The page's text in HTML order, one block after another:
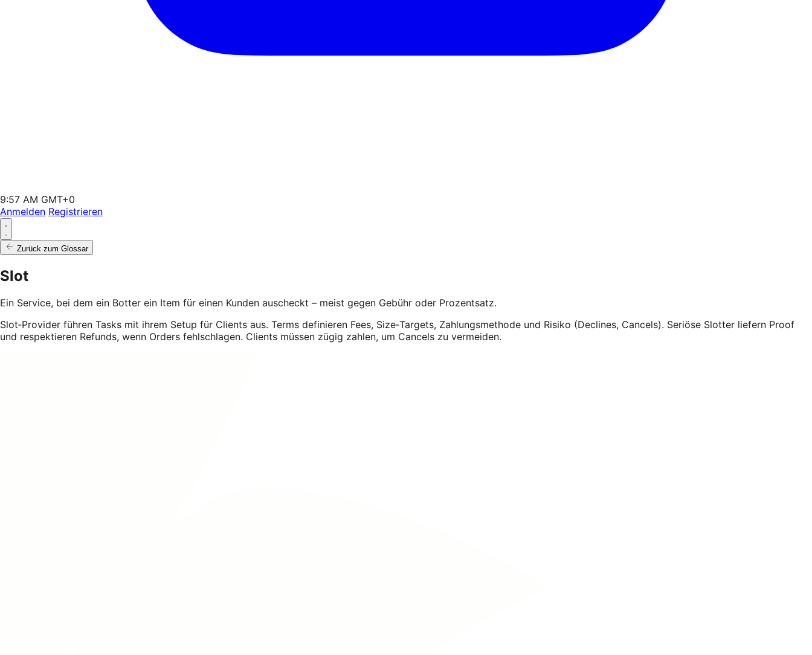
9:57 AM GMT+0
Anmelden Registrieren
Zurück zum Glossar
Slot
Ein Service, bei dem ein Botter ein Item für einen Kunden auscheckt – meist gegen Gebühr oder Prozentsatz.
Slot‑Provider führen Tasks mit ihrem Setup für Clients aus. Terms definieren Fees, Size‑Targets, Zahlungsmethode und Risiko (Declines, Cancels). Seriöse Slotter liefern Proof
und respektieren Refunds, wenn Orders fehlschlagen. Clients müssen zügig zahlen, um Cancels zu vermeiden.